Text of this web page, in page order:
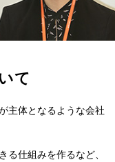
て
主体となるような会社
る仕組みを作るなど、